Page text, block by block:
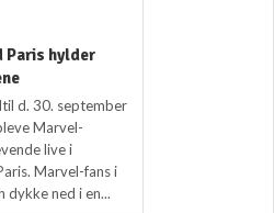
Paris hylder
d. 30. september
Marvel-
live i
Marvel-fans i
dykke ned i en...